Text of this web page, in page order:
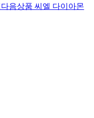
다음상품 씨엘 다이아몬